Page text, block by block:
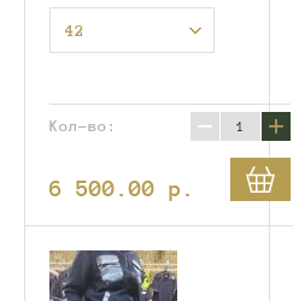
42
Кол-во: − +
6 500.00 p.